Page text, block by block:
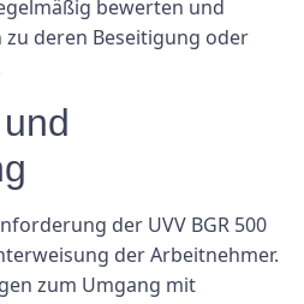
bewerten und
deren Beseitigung oder
der UVV BGR 500
der Arbeitnehmer.
zum Umgang mit